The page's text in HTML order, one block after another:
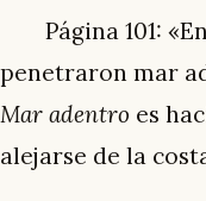
Página 101:
penetraron mar
Mar adentro es
alejarse de la